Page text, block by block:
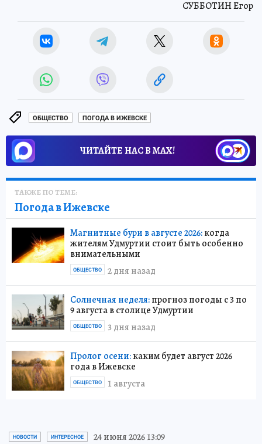
СУББОТИН Егор
ОБЩЕСТВО ПОГОДА В ИЖЕВСКЕ
ЧИТАЙТЕ НАС В МАХ!
ТАКЖЕ ПО ТЕМЕ:
Погода в Ижевске
Магнитные бури в августе 2026:когда
жителям Удмуртии стоит быть особенно
внимательными
2 дня назад
ОБЩЕСТВО
Солнечная неделя:прогноз погоды с 3 по
9 августа в столице Удмуртии
3 дня назад
ОБЩЕСТВО
Пролог осени:каким будет август 2026
года в Ижевске
1 августа
ОБЩЕСТВО
НОВОСТИ ИНТЕРЕСНОЕ 24 июня 2026 13:09